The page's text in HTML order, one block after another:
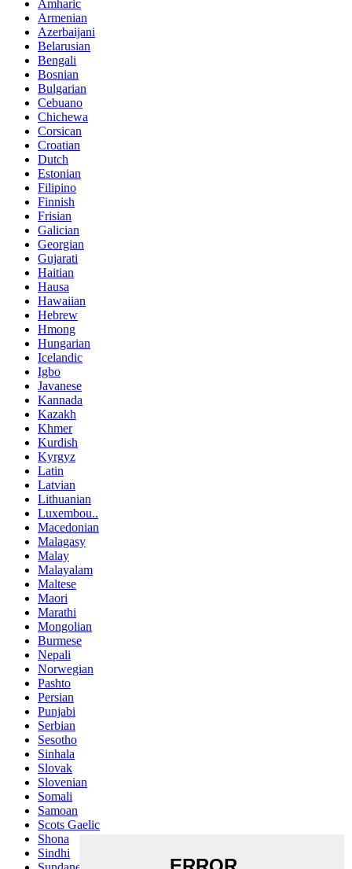
Amharic
Armenian
Azerbaijani
Belarusian
Bengali
Bosnian
Bulgarian
Cebuano
Chichewa
Corsican
Croatian
Dutch
Estonian
Filipino
Finnish
Frisian
Galician
Georgian
Gujarati
Haitian
Hausa
Hawaiian
Hebrew
Hmong
Hungarian
Icelandic
Igbo
Javanese
Kannada
Kazakh
Khmer
Kurdish
Kyrgyz
Latin
Latvian
Lithuanian
Luxembou..
Macedonian
Malagasy
Malay
Malayalam
Maltese
Maori
Marathi
Mongolian
Burmese
Nepali
Norwegian
Pashto
Persian
Punjabi
Serbian
Sesotho
Sinhala
Slovak
Slovenian
Somali
Samoan
Scots Gaelic
Shona
Sindhi